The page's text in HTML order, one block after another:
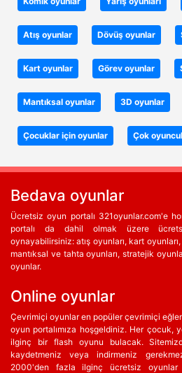
Atış oyunlar Dövüş oyunlar
Kart oyunlar Görev oyunlar
Mantıksal oyunlar 3D oyunlar
Çocuklar için oyunlar Çok
Bedava oyunlar
Ücretsiz oyun portalı 321oyunlar.com'e
portalı da dahil olmak üzere
oynayabilirsiniz: atış oyunları, kart
mantıksal ve tahta oyunları, stratejik
oyunlar.
Online oyunlar
Çevrimiçi oyunlar en popüler çevrimiçi
oyun portalımıza hoşgeldiniz. Her çocuk,
ilginç bir flash oyunu bulacak.
kaydetmeniz veya indirmeniz
2000'den fazla ilginç ücretsiz oyunlar